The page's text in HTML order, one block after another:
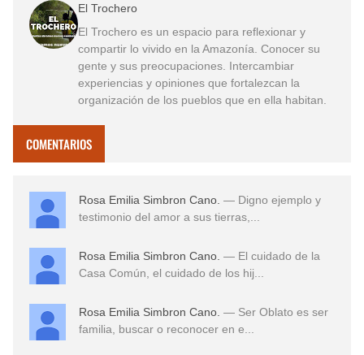
El Trochero
El Trochero es un espacio para reflexionar y
compartir lo vivido en la Amazonía. Conocer su
gente y sus preocupaciones. Intercambiar
experiencias y opiniones que fortalezcan la
organización de los pueblos que en ella habitan.
COMENTARIOS
Rosa Emilia Simbron Cano. — Digno ejemplo y
testimonio del amor a sus tierras,...
Rosa Emilia Simbron Cano. — El cuidado de la
Casa Común, el cuidado de los hij...
Rosa Emilia Simbron Cano. — Ser Oblato es ser
familia, buscar o reconocer en e...